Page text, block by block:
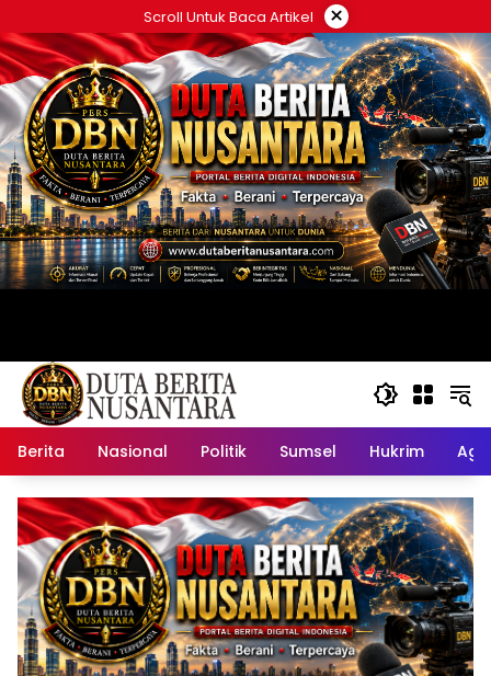
ke
konten
Scroll Untuk Baca Artikel ×
Berita Nasional Politik Sumsel Hukrim